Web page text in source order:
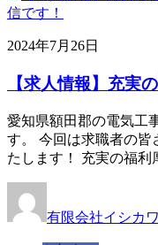
2024年7月26日
【求人情報】充実
愛知県額田郡の電気工
す。 今回は求職者の皆
たします！ 充実の福
有限会社イシカ